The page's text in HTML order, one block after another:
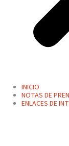
INICIO
NOTAS DE
ENLACES DE